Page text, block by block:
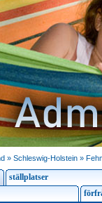
» Schleswig-Holstein »
ställplatser